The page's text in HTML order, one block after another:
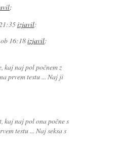
:
izjavil:
16:18izjavil:
kaj naj pol počnem z
prvem testu ... Naj ji
kaj naj pol ona počne s
testu ... Naj seksa s